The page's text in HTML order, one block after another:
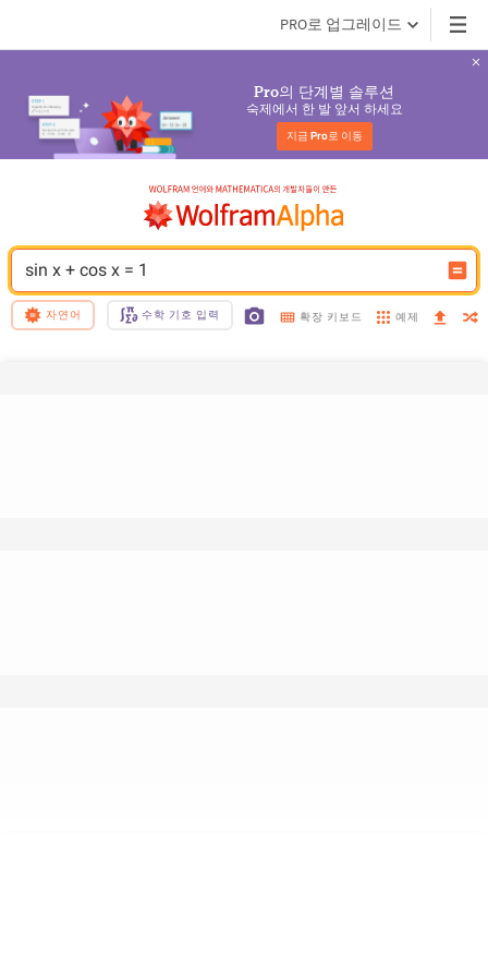
PRO로 업그레이드
Pro의 단계별 솔루션
숙제에서 한 발 앞서 하세요
지금 Pro로 이동
sin x + cos x = 1
자연어 수학 기호 입력 확장 키보드 예제